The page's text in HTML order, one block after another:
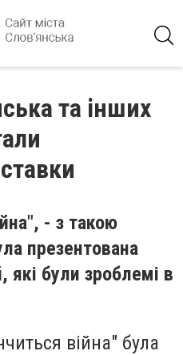
та інших
- з такою
презентована
які були зроблемі в
війна" була